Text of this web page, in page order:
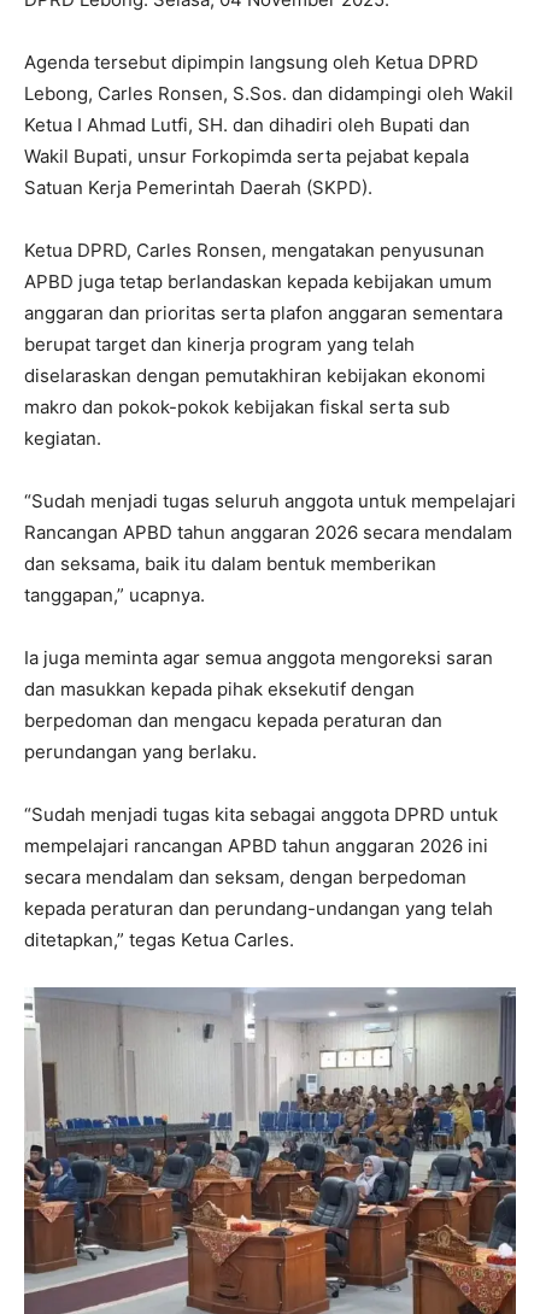
Agenda tersebut dipimpin langsung oleh Ketua DPRD
Lebong, Carles Ronsen, S.Sos. dan didampingi oleh Wakil
Ketua I Ahmad Lutfi, SH. dan dihadiri oleh Bupati dan
Wakil Bupati, unsur Forkopimda serta pejabat kepala
Satuan Kerja Pemerintah Daerah (SKPD).
Ketua DPRD, Carles Ronsen, mengatakan penyusunan
APBD juga tetap berlandaskan kepada kebijakan umum
anggaran dan prioritas serta plafon anggaran sementara
berupat target dan kinerja program yang telah
diselaraskan dengan pemutakhiran kebijakan ekonomi
makro dan pokok-pokok kebijakan fiskal serta sub
kegiatan.
“Sudah menjadi tugas seluruh anggota untuk mempelajari
Rancangan APBD tahun anggaran 2026 secara mendalam
dan seksama, baik itu dalam bentuk memberikan
tanggapan,” ucapnya.
Ia juga meminta agar semua anggota mengoreksi saran
dan masukkan kepada pihak eksekutif dengan
berpedoman dan mengacu kepada peraturan dan
perundangan yang berlaku.
“Sudah menjadi tugas kita sebagai anggota DPRD untuk
mempelajari rancangan APBD tahun anggaran 2026 ini
secara mendalam dan seksam, dengan berpedoman
kepada peraturan dan perundang-undangan yang telah
ditetapkan,” tegas Ketua Carles.